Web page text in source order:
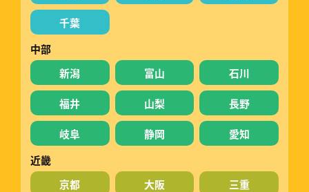
千葉
中部
新潟
富山 石川
福井 山梨 長野
岐阜 静岡
愛知
近畿
京都
大阪 三重